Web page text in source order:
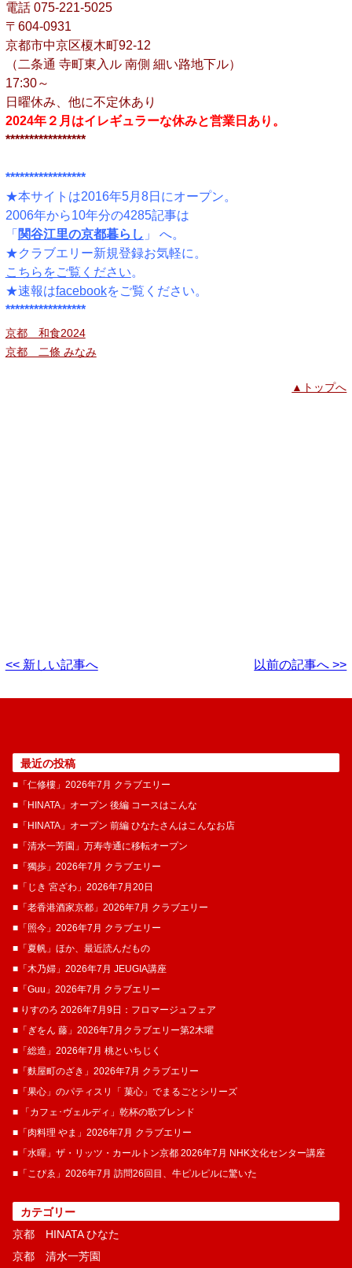
電話 075-221-5025
〒604-0931
京都市中京区榎木町92-12
（二条通 寺町東入ル 南側 細い路地下ル）
17:30～
日曜休み、他に不定休あり
2024年２月はイレギュラーな休みと営業日あり。
*****************
*****************
★本サイトは2016年5月8日にオープン。
2006年から10年分の4285記事は
「 関谷江里の京都暮らし 」 へ。
★クラブエリー新規登録お気軽に。
こちらをご覧ください。
★速報はfacebookをご覧ください。
*****************
京都 和食2024
京都 二條 みなみ
▲トップへ
<< 新しい記事へ 以前の記事へ >>
最近の投稿
■「仁修樓」2026年7月 クラブエリー
■「HINATA」オープン 後編 コースはこんな
■「HINATA」オープン 前編 ひなたさんはこんなお店
■「清水一芳園」万寿寺通に移転オープン
■「獨歩」2026年7月 クラブエリー
■「じき 宮ざわ」2026年7月20日
■「老香港酒家京都」2026年7月 クラブエリー
■「照今」2026年7月 クラブエリー
■「夏帆」ほか、最近読んだもの
■「木乃婦」2026年7月 JEUGIA講座
■「Guu」2026年7月 クラブエリー
■ りすのろ 2026年7月9日：フロマージュフェア
■「ぎをん 藤」2026年7月クラブエリー第2木曜
■「総造」2026年7月 桃といちじく
■「麩屋町のざき」2026年7月 クラブエリー
■「果心」のパティスリ「 菓​心」でまるごとシリーズ
■ 「カフェ･ヴェルディ」乾杯の歌ブレンド
■「肉料理 やま」2026年7月 クラブエリー
■「水暉」ザ・リッツ・カールトン京都 2026年7月 NHK文化センター講座
■「こぴゑ」2026年7月 訪問26回目、牛ピルピルに驚いた
カテゴリー
京都 HINATA ひなた
京都 清水一芳園